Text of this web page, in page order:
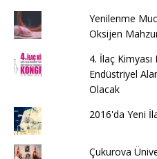
Yenilenme
Oksijen
4. İlaç
Endüstriyel
Olacak
2016'da Yeni
Çukurova